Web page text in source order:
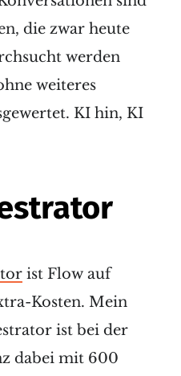
die zwar heute
werden
weiteres
KI hin, KI
ist Flow auf
Kosten. Mein
ist bei der
dabei mit 600